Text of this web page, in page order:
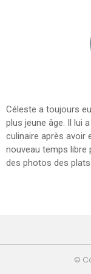
Céleste a toujours
plus jeune âge. Il lui
culinaire après avoir
nouveau temps libre
des photos des
©